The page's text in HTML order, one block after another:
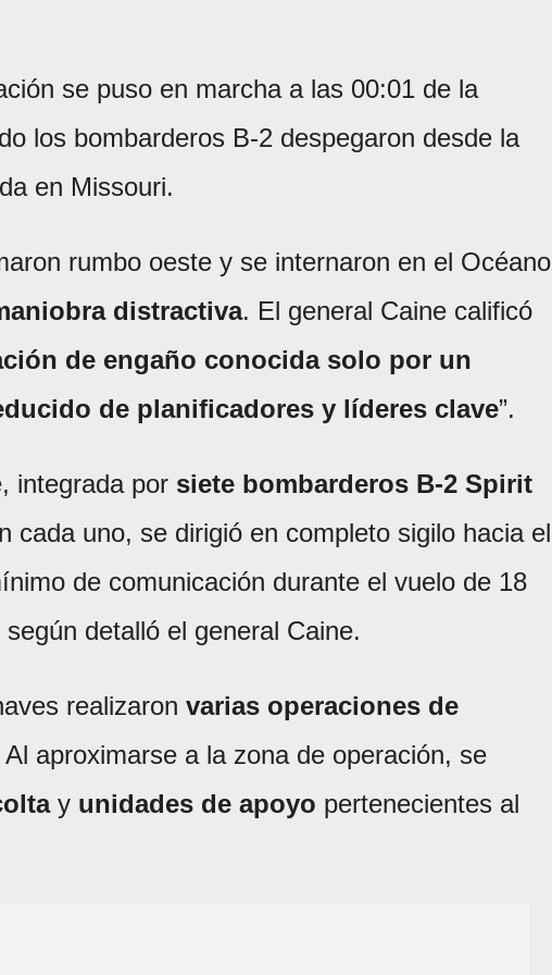
se puso en marcha a las 00:01 de la
los bombarderos B-2 despegaron desde la
en Missouri.
rumbo oeste y se internaron en el Océano
distractiva. El general Caine calificó
de engaño conocida solo por un
de planificadores y líderes clave”.
integrada por siete bombarderos B-2 Spirit
cada uno, se dirigió en completo sigilo hacia el
de comunicación durante el vuelo de 18
detalló el general Caine.
realizaron varias operaciones de
aproximarse a la zona de operación, se
y unidades de apoyo pertenecientes al